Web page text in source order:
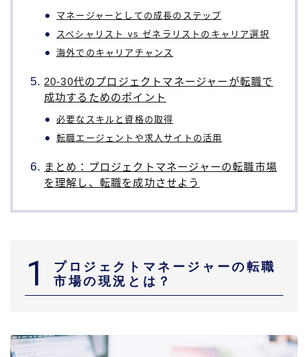
マネージャーとしての成長のステップ
スペシャリスト vs ゼネラリストのキャリア選択
海外でのキャリアチャンス
20-30代のプロジェクトマネージャーが転職で
成功するためのポイント
必要なスキルと資格の取得
転職エージェントや求人サイトの活用
まとめ：プロジェクトマネージャーの転職市場
を理解し、転職を成功させよう
1
プロジェクトマネージャーの転職
市場の現況とは？